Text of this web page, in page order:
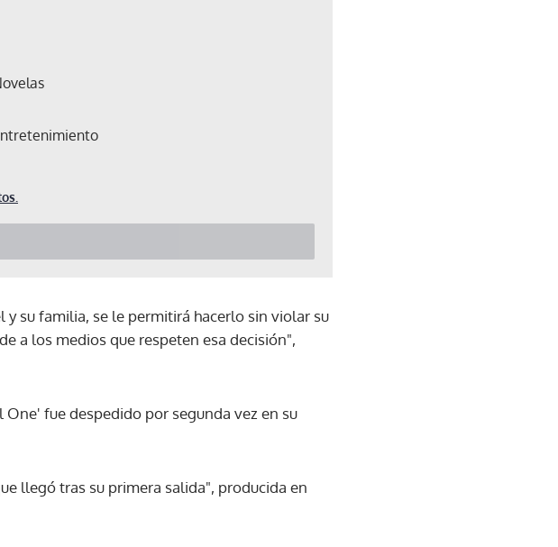
boletín.
y su familia, se le permitirá hacerlo sin violar su
a los medios que respeten esa decisión",
fue despedido por segunda vez en su
llegó tras su primera salida", producida en